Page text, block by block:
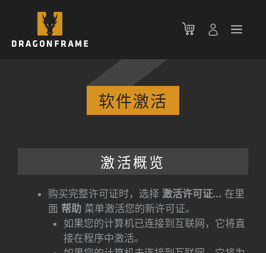
菜
软件激活
激活概览
购买完整许可证时，选择 激活许可证... 在里
面 帮助 菜单激活您的新许可证。
如果您的计算机已连接到互联网，它将直
接在程序中激活。